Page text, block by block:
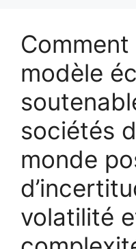
modèle
sociétés
monde
volatilité